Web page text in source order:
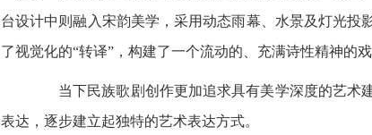
台设计中则融入宋韵美学，采用动态雨幕、水景及灯光
了视觉化的“转译”，构建了一个流动的、充满诗性精神的
当下民族歌剧创作更加追求具有美学深度的艺术
表达，逐步建立起独特的艺术表达方式。